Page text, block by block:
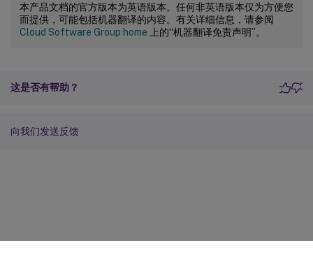
本产品文档的官方版本为英语版本。任何非英语版本仅为方便您
而提供，可能包括机器翻译的内容。有关详细信息，请参阅
Cloud Software Group home 上的“机器翻译免责声明”。
这是否有帮助？
向我们发送反馈